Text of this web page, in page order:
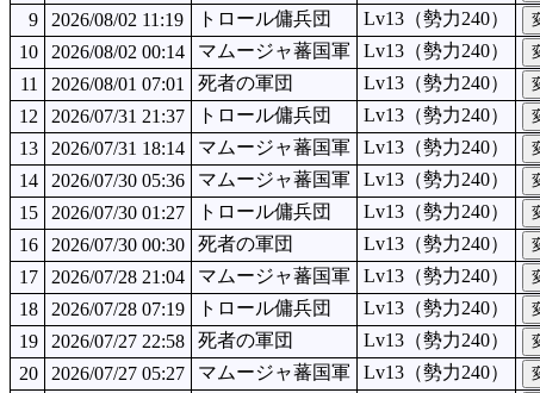
9
2026/08/02 11:19 トロール傭兵団
Lv13（勢力240）
10
2026/08/02 00:14 マムージャ蕃国軍
Lv13（勢力240）
11
2026/08/01 07:01 死者の軍団
Lv13（勢力240）
12
2026/07/31 21:37 トロール傭兵団
Lv13（勢力240）
13
2026/07/31 18:14 マムージャ蕃国軍
Lv13（勢力240）
14
2026/07/30 05:36 マムージャ蕃国軍
Lv13（勢力240）
15
2026/07/30 01:27 トロール傭兵団
Lv13（勢力240）
16
2026/07/30 00:30 死者の軍団
Lv13（勢力240）
17
2026/07/28 21:04 マムージャ蕃国軍
Lv13（勢力240）
18
2026/07/28 07:19 トロール傭兵団
Lv13（勢力240）
19
2026/07/27 22:58 死者の軍団
Lv13（勢力240）
20
2026/07/27 05:27 マムージャ蕃国軍
Lv13（勢力240）